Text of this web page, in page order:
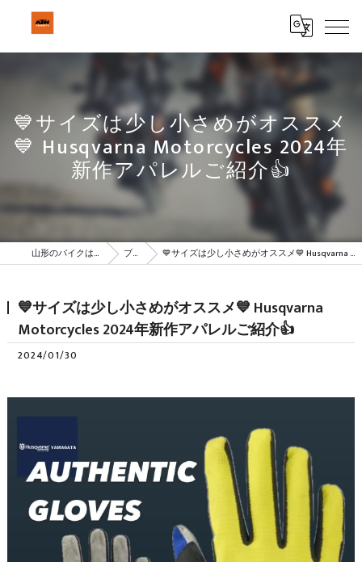
💙サイズは少し小さめがオススメ
💙 Husqvarna Motorcycles 2024年
新作アパレルご紹介👍
山形のバイクはBeSTAR株式会社 ブログ 💙サイズは少し小さめがオススメ💙 Husqvarna Motorcycles 2024年新作アパレルご紹介👍
💙サイズは少し小さめがオススメ💙 Husqvarna
Motorcycles 2024年新作アパレルご紹介👍
2024/01/30